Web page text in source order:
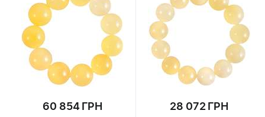
60 854 ГРН 28 072 ГРН